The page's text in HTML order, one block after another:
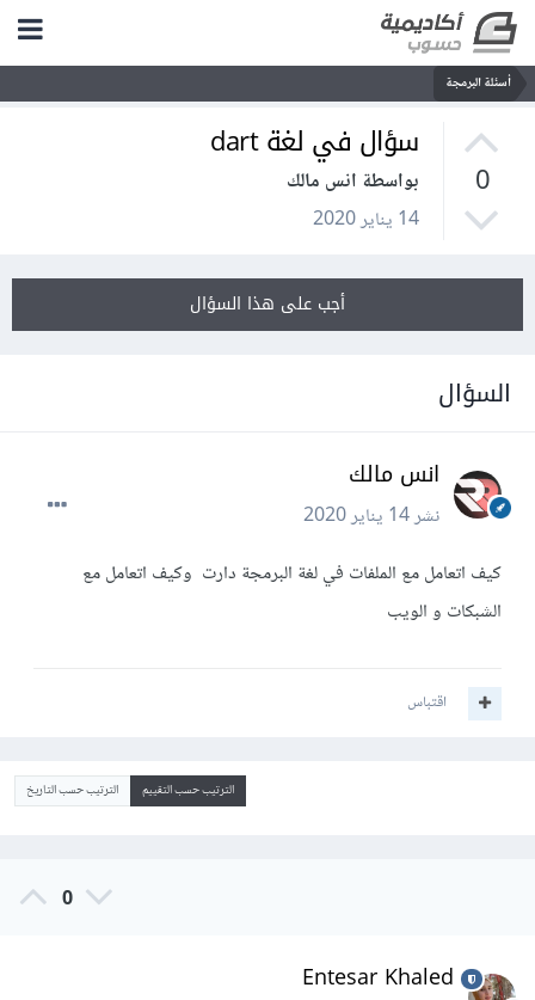
أسئلة البرمجة
0
سؤال في لغة dart
بواسطة انس مالك
14 يناير 2020
أجب على هذا السؤال
السؤال
انس مالك
نشر14 يناير 2020
كيف اتعامل مع الملفات في لغة البرمجة دارت وكيف اتعامل مع
الشبكات و الويب
اقتباس
الترتيب حسب التقييم الترتيب حسب التاريخ
0
Entesar Khaled